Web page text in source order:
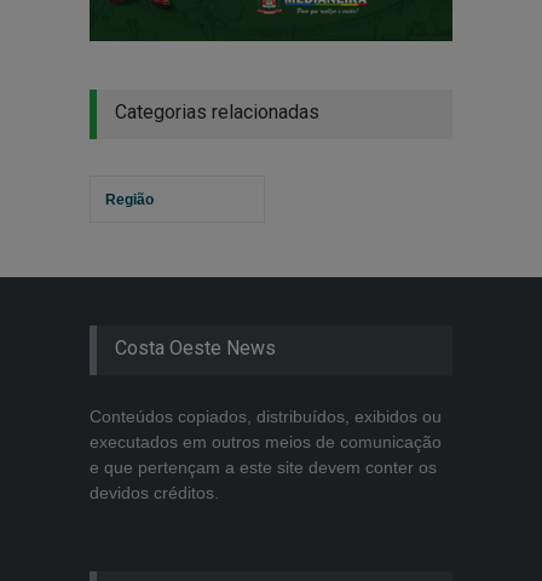
Categorias relacionadas
Região
Costa Oeste News
Conteúdos copiados, distribuídos, exibidos ou
executados em outros meios de comunicação
e que pertençam a este site devem conter os
devidos créditos.